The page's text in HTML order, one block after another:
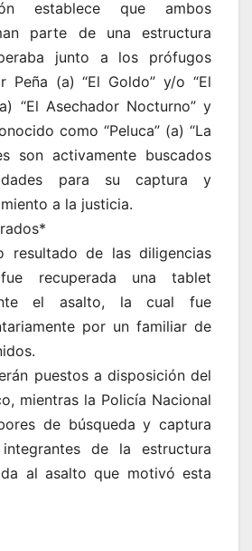
establece que ambos
parte de una estructura
junto a los prófugos
Peña (a) “El Goldo” y/o “El
“El Asechador Nocturno” y
como “Peluca” (a) “La
son activamente buscados
para su captura y
a la justicia.
resultado de las diligencias
fue recuperada una tablet
el asalto, la cual fue
por un familiar de
puestos a disposición del
mientras la Policía Nacional
de búsqueda y captura
de la estructura
al asalto que motivó esta